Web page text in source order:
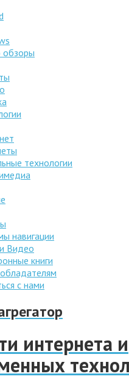
обзоры
технологии
навигации
Видео
книги
с нами
интернета и